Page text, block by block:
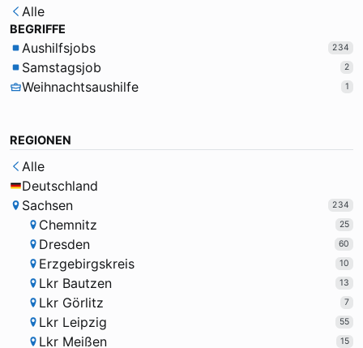
Alle
BEGRIFFE
Aushilfsjobs 234
Samstagsjob 2
Weihnachtsaushilfe 1
REGIONEN
Alle
Deutschland
Sachsen
234
Chemnitz 25
Dresden 60
Erzgebirgskreis 10
Lkr Bautzen 13
Lkr Görlitz 7
Lkr Leipzig 55
Lkr Meißen 15